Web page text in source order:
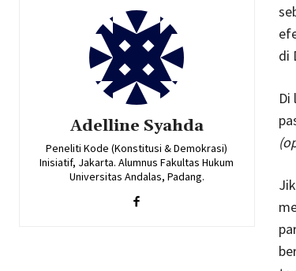
Adelline Syahda
Peneliti Kode (Konstitusi & Demokrasi)
Inisiatif, Jakarta. Alumnus Fakultas Hukum
Universitas Andalas, Padang.
di
Di